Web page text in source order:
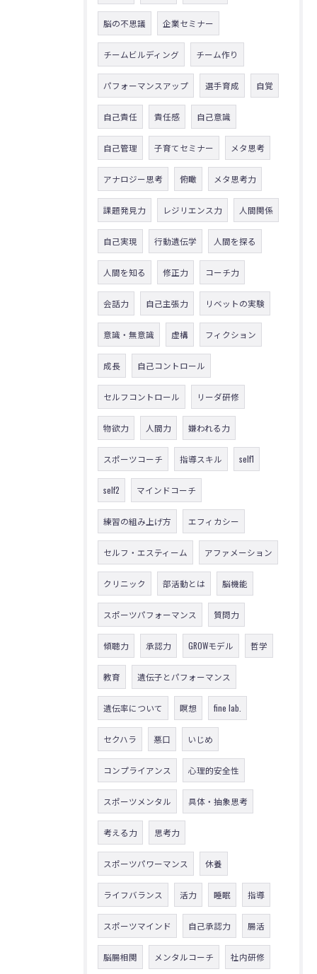
脳の不思議 企業セミナー
チームビルディング チーム作り
パフォーマンスアップ 選手育成 自覚
自己責任 責任感 自己意識
自己管理 子育てセミナー メタ思考
アナロジー思考 俯瞰 メタ思考力
課題発見力 レジリエンス力 人間関係
自己実現 行動遺伝学 人間を探る
人間を知る 修正力 コーチ力
会話力 自己主張力 リベットの実験
意識・無意識 虚構 フィクション
成長 自己コントロール
セルフコントロール リーダ研修
物欲力 人間力 嫌われる力
スポーツコーチ 指導スキル self1
self2 マインドコーチ
練習の組み上げ方 エフィカシー
セルフ・エスティーム アファメーション
クリニック 部活動とは 脳機能
スポーツパフォーマンス 質問力
傾聴力 承認力 GROWモデル 哲学
教育 遺伝子とパフォーマンス
遺伝率について 瞑想 fine lab.
セクハラ 悪口 いじめ
コンプライアンス 心理的安全性
スポーツメンタル 具体・抽象思考
考える力 思考力
スポーツパワーマンス 休養
ライフバランス 活力 睡眠 指導
スポーツマインド 自己承認力 腸活
脳腸相関 メンタルコーチ 社内研修